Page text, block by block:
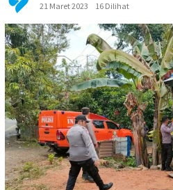
21 Maret 2023
16 Dilihat